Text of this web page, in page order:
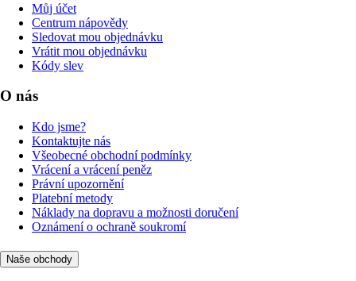
Můj účet
Centrum nápovědy
Sledovat mou objednávku
Vrátit mou objednávku
Kódy slev
O nás
Kdo jsme?
Kontaktujte nás
Všeobecné obchodní podmínky
Vrácení a vrácení peněz
Právní upozornění
Platební metody
Náklady na dopravu a možnosti doručení
Oznámení o ochraně soukromí
Naše obchody